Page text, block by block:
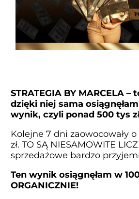
STRATEGIA BY MARCELA –
dzięki niej sama
wynik, czyli ponad 500 tys
Kolejne 7 dni zaowocowały
zł. TO SĄ NIESAMOWITE
sprzedażowe bardzo
Ten wynik osiągnęłam w
ORGANICZNIE!